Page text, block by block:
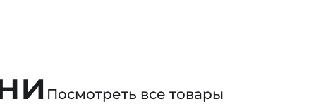
Посмотреть все товары